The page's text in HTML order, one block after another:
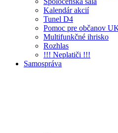
Kalendár akcií
Tunel D4
Pomoc pre občanov
Multifunkčné ihrisko
Rozhlas
!!! Neplatiči !!!
Samospráva